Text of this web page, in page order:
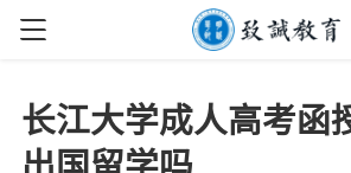
长江大学成人高考函
出国留学吗